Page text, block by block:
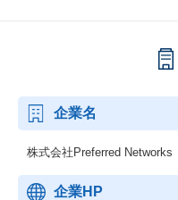
企業名
株式会社Preferred Networks
企業HP